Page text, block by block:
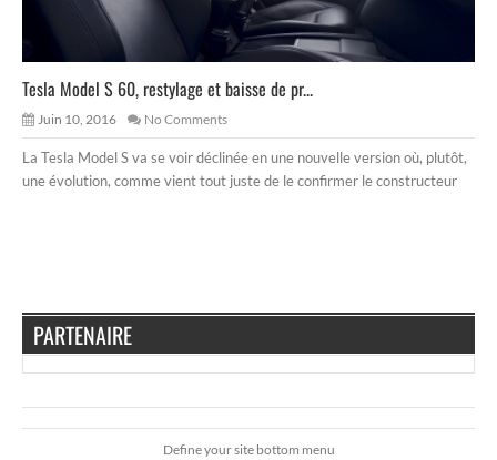
Tesla Model S 60, restylage et baisse de pr...
Juin 10, 2016 No Comments
La Tesla Model S va se voir déclinée en une nouvelle version où, plutôt,
une évolution, comme vient tout juste de le confirmer le constructeur
PARTENAIRE
Define your site bottom menu